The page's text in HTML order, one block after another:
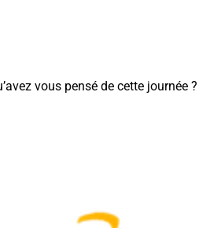
vous pensé de cette journée ?